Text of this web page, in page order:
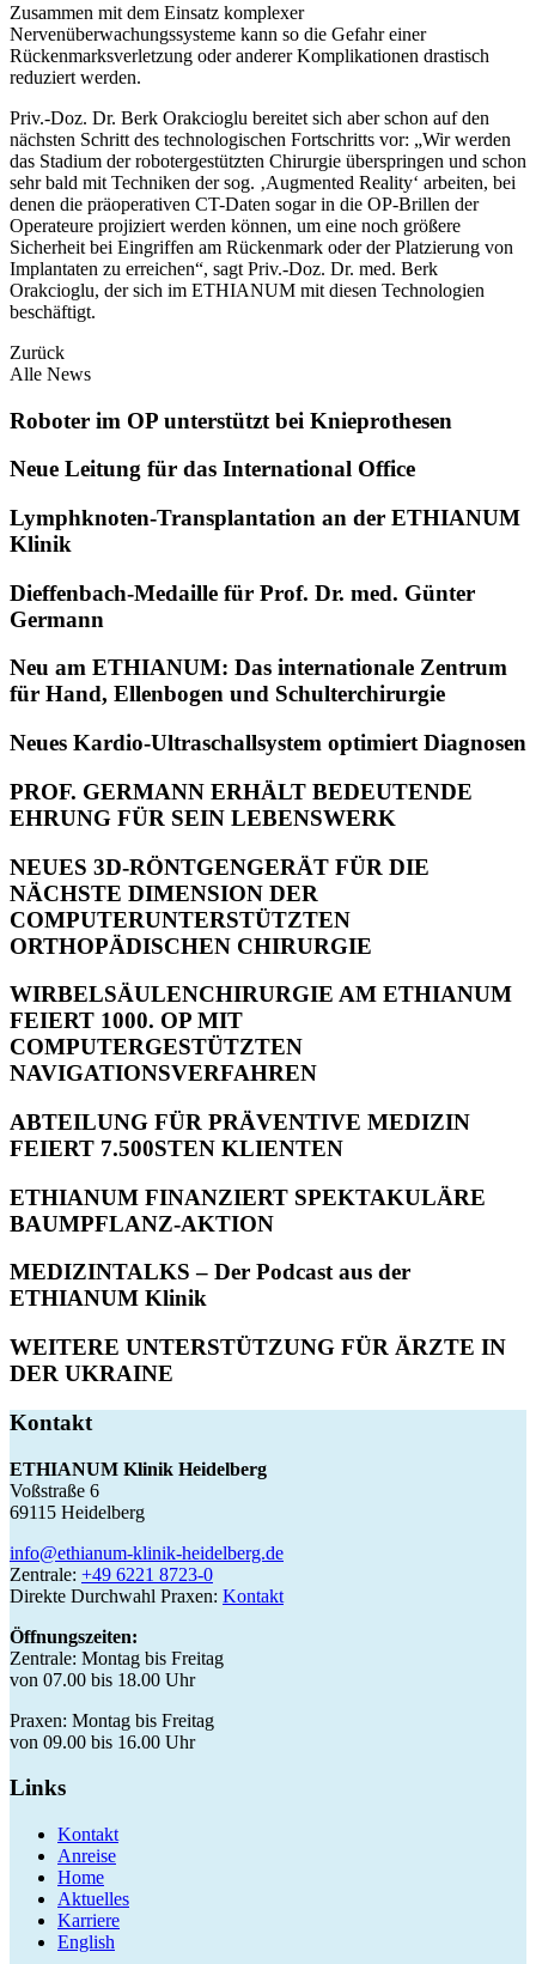
Zusammen mit dem Einsatz komplexer
Nervenüberwachungssysteme kann so die Gefahr einer
Rückenmarksverletzung oder anderer Komplikationen drastisch
reduziert werden.
Priv.-Doz. Dr. Berk Orakcioglu bereitet sich aber schon auf den
nächsten Schritt des technologischen Fortschritts vor: „Wir werden
das Stadium der robotergestützten Chirurgie überspringen und schon
sehr bald mit Techniken der sog. ‚Augmented Reality‘ arbeiten, bei
denen die präoperativen CT-Daten sogar in die OP-Brillen der
Operateure projiziert werden können, um eine noch größere
Sicherheit bei Eingriffen am Rückenmark oder der Platzierung von
Implantaten zu erreichen“, sagt Priv.-Doz. Dr. med. Berk
Orakcioglu, der sich im ETHIANUM mit diesen Technologien
beschäftigt.
Zurück
Alle News
Roboter im OP unterstützt bei Knieprothesen
Neue Leitung für das International Office
Lymphknoten-Transplantation an der ETHIANUM
Klinik
Dieffenbach-Medaille für Prof. Dr. med. Günter
Germann
Neu am ETHIANUM: Das internationale Zentrum
für Hand, Ellenbogen und Schulterchirurgie
Neues Kardio-Ultraschallsystem optimiert Diagnosen
PROF. GERMANN ERHÄLT BEDEUTENDE
EHRUNG FÜR SEIN LEBENSWERK
NEUES 3D-RÖNTGENGERÄT FÜR DIE
NÄCHSTE DIMENSION DER
COMPUTERUNTERSTÜTZTEN
ORTHOPÄDISCHEN CHIRURGIE
WIRBELSÄULENCHIRURGIE AM ETHIANUM
FEIERT 1000. OP MIT
COMPUTERGESTÜTZTEN
NAVIGATIONSVERFAHREN
ABTEILUNG FÜR PRÄVENTIVE MEDIZIN
FEIERT 7.500STEN KLIENTEN
ETHIANUM FINANZIERT SPEKTAKULÄRE
BAUMPFLANZ-AKTION
MEDIZINTALKS – Der Podcast aus der
ETHIANUM Klinik
WEITERE UNTERSTÜTZUNG FÜR ÄRZTE IN
DER UKRAINE
Kontakt
ETHIANUM Klinik Heidelberg
Voßstraße 6
69115 Heidelberg
info@ethianum-klinik-heidelberg.de
Zentrale: +49 6221 8723-0
Direkte Durchwahl Praxen: Kontakt
Öffnungszeiten:
Zentrale: Montag bis Freitag
von 07.00 bis 18.00 Uhr
Praxen: Montag bis Freitag
von 09.00 bis 16.00 Uhr
Links
Kontakt
Anreise
Home
Aktuelles
Karriere
English